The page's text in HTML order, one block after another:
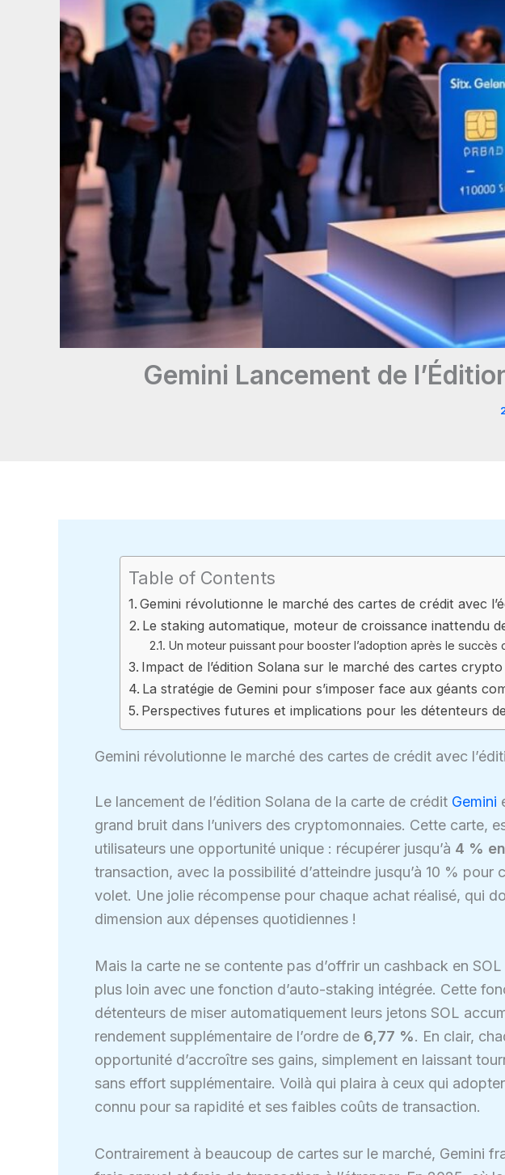
Gemini Lancement de
Table of Contents
Gemini révolutionne le marché des cartes de crédit avec
Le staking automatique, moteur de croissance inattendu
Un moteur puissant pour booster l’adoption après le succès
Impact de l’édition Solana sur le marché des cartes
La stratégie de Gemini pour s’imposer face aux géants
Perspectives futures et implications pour les détenteurs
Gemini révolutionne le marché des cartes de crédit avec
Le lancement de l’édition Solana de la carte de crédit Gemini
grand bruit dans l’univers des cryptomonnaies. Cette carte,
utilisateurs une opportunité unique : récupérer jusqu’à 4 %
transaction, avec la possibilité d’atteindre jusqu’à 10 % pour
volet. Une jolie récompense pour chaque achat réalisé, qui
dimension aux dépenses quotidiennes !
Mais la carte ne se contente pas d’offrir un cashback en
plus loin avec une fonction d’auto-staking intégrée. Cette
détenteurs de miser automatiquement leurs jetons SOL
rendement supplémentaire de l’ordre de 6,77 %. En clair,
opportunité d’accroître ses gains, simplement en laissant
sans effort supplémentaire. Voilà qui plaira à ceux qui
connu pour sa rapidité et ses faibles coûts de transaction.
Contrairement à beaucoup de cartes sur le marché, Gemini